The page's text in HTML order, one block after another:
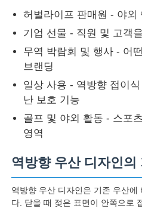
허벌라이프 판매원 - 야외
기업 선물 - 직원 및 고객
무역 박람회 및 행사 - 어
브랜딩
일상 사용 - 역방향 접이
난 보호 기능
골프 및 야외 활동 - 스포
영역
역방향 우산 디자인의
역방향 우산 디자인은 기존 우산에
다. 닫을 때 젖은 표면이 안쪽으로